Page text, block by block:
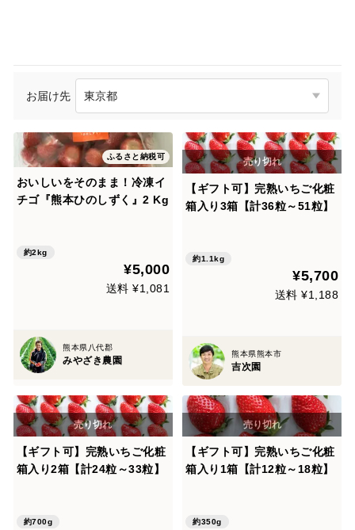
お届け先
ふるさと納税可
おいしいをそのまま！冷凍イ
チゴ『熊本ひのしずく』2 Kg
約2kg
¥5,000
送料 ¥1,081
熊本県八代郡
みやざき農園
【ギフト可】完熟いちご化粧
箱入り3箱【計36粒～51粒】
約1.1kg
¥5,700
送料 ¥1,188
熊本県熊本市
吉次園
【ギフト可】完熟いちご化粧
箱入り2箱【計24粒～33粒】
約700g
【ギフト可】完熟いちご化粧
箱入り1箱【計12粒～18粒】
約350g